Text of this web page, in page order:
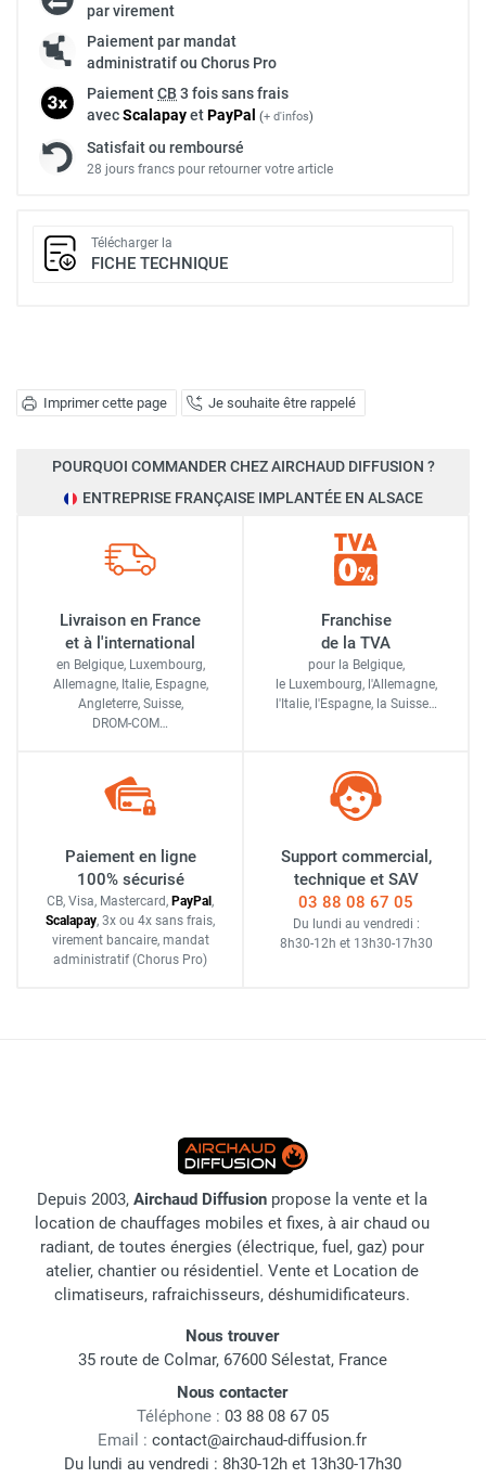
Imprimer cette page Je souhaite être rappelé
par virement
Paiement par mandat
administratif ou Chorus Pro
PaiementCB 3 fois sans frais
avecScalapayetPayPal (+ d'infos)
Satisfait ou remboursé
28 jours francs pour retourner votre article
Télécharger la
FICHE TECHNIQUE
POURQUOI COMMANDER CHEZ AIRCHAUD DIFFUSION ?
ENTREPRISE FRANÇAISE IMPLANTÉE EN ALSACE
Livraison en France
et à l'international
en Belgique, Luxembourg,
Allemagne, Italie, Espagne,
Angleterre, Suisse,
DROM-COM…
Franchise
de la TVA
pour la Belgique,
le Luxembourg, l'Allemagne,
l'Italie, l'Espagne, la Suisse…
Paiement en ligne
100% sécurisé
CB, Visa, Mastercard, PayPal ,
Scalapay, 3x ou 4x sans frais,
virement bancaire, mandat
administratif (Chorus Pro)
Support commercial,
technique et SAV
03 88 08 67 05
Du lundi au vendredi :
8h30-12h et 13h30-17h30
Depuis 2003, Airchaud Diffusion propose la vente et la
location de chauffages mobiles et fixes, à air chaud ou
radiant, de toutes énergies (électrique, fuel, gaz) pour
atelier, chantier ou résidentiel. Vente et Location de
climatiseurs, rafraichisseurs, déshumidificateurs.
Nous trouver
35 route de Colmar, 67600 Sélestat, France
Nous contacter
Téléphone : 03 88 08 67 05
Email : contact@airchaud-diffusion.fr
Du lundi au vendredi : 8h30-12h et 13h30-17h30